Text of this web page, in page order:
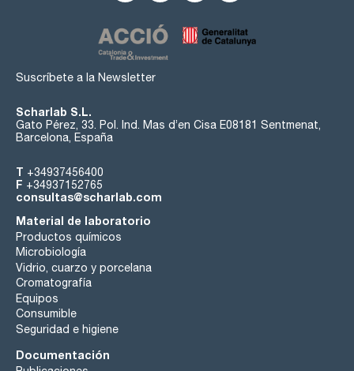
Suscríbete a la Newsletter
Scharlab S.L.
Gato Pérez, 33. Pol. Ind. Mas d’en Cisa E08181 Sentmenat,
Barcelona, España
T +34937456400
F +34937152765
consultas@scharlab.com
Material de laboratorio
Productos químicos
Microbiología
Vidrio, cuarzo y porcelana
Cromatografía
Equipos
Consumible
Seguridad e higiene
Documentación